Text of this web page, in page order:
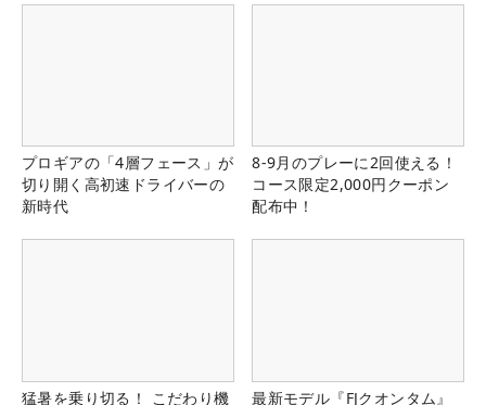
プロギアの「4層フェース」が
切り開く高初速ドライバーの
新時代
8-9月のプレーに2回使える！
コース限定2,000円クーポン
配布中！
猛暑を乗り切る！ こだわり機
最新モデル『FJクオンタム』